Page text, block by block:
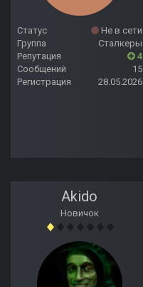
Статус
Не в сети
Группа
Сталкеры
Репутация
4
Сообщений
15
Регистрация
28.05.2026
Akido
Новичок